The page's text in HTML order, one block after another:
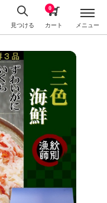
見つける カート
0
メニュー